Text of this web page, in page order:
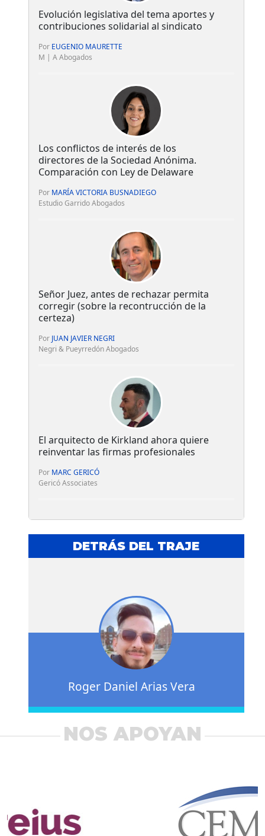
Evolución legislativa del tema aportes y
contribuciones solidarial al sindicato
Por EUGENIO MAURETTE
M | A Abogados
Los conflictos de interés de los
directores de la Sociedad Anónima.
Comparación con Ley de Delaware
Por MARÍA VICTORIA BUSNADIEGO
Estudio Garrido Abogados
Señor Juez, antes de rechazar permita
corregir (sobre la recontrucción de la
certeza)
Por JUAN JAVIER NEGRI
Negri & Pueyrredón Abogados
El arquitecto de Kirkland ahora quiere
reinventar las firmas profesionales
Por MARC GERICÓ
Gericó Associates
DETRÁS DEL TRAJE
Roger Daniel Arias Vera
NOS APOYAN